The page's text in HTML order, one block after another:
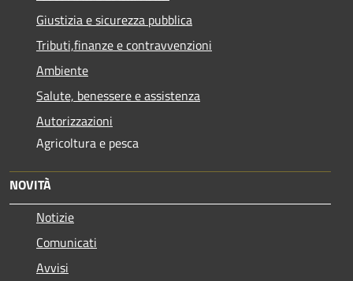
Giustizia e sicurezza pubblica
Tributi,finanze e contravvenzioni
Ambiente
Salute, benessere e assistenza
Autorizzazioni
Agricoltura e pesca
NOVITÀ
Notizie
Comunicati
Avvisi